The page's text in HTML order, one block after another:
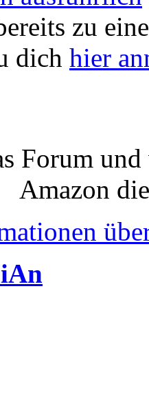
zu
dich hier
Forum
Amazon